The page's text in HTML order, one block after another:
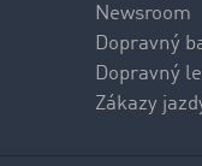
Newsroom
Dopravný
Dopravný
Zákazy